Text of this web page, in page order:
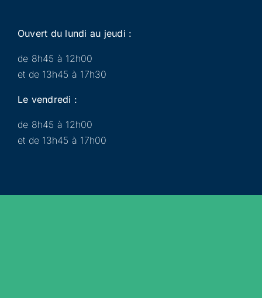
Ouvert du lundi au jeudi :
de 8h45 à 12h00
et de 13h45 à 17h30
Le vendredi :
de 8h45 à 12h00
et de 13h45 à 17h00